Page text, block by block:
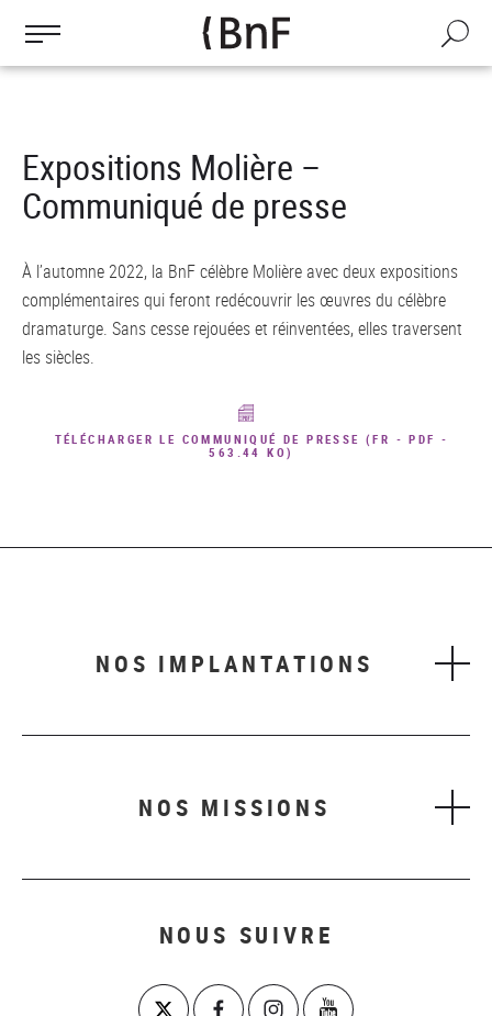
contenu
Recherche
Expositions Molière –
Communiqué de presse
À l’automne 2022, la BnF célèbre Molière avec deux expositions
complémentaires qui feront redécouvrir les œuvres du célèbre
dramaturge. Sans cesse rejouées et réinventées, elles traversent
les siècles.
TÉLÉCHARGER LE COMMUNIQUÉ DE PRESSE (FR - PDF -
563.44 KO)
NOS IMPLANTATIONS
NOS MISSIONS
NOUS SUIVRE